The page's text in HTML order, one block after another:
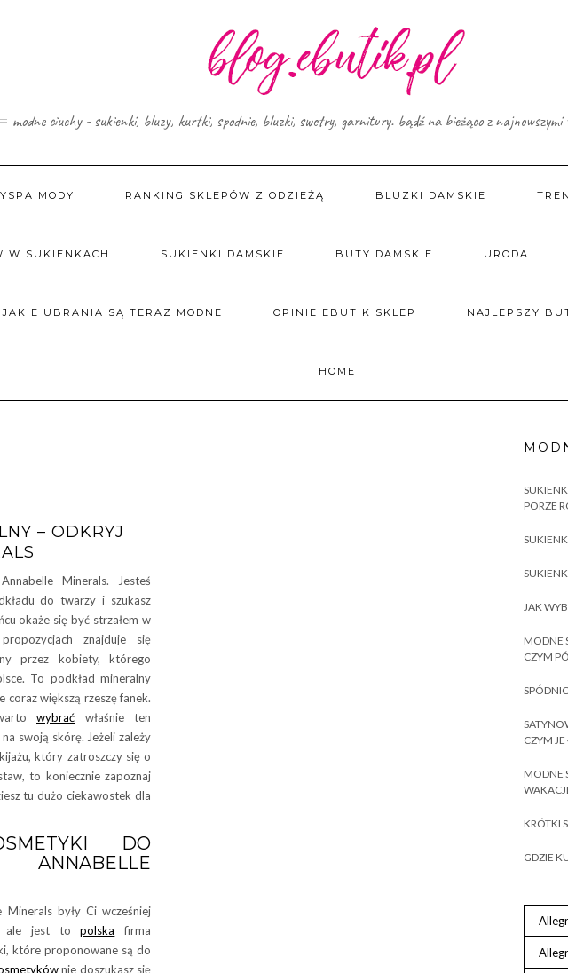
modne ciuchy - sukienki, bluzy, kurtki, spodnie, bluzki, swetry, garnitury. bądź na bieżąco z najnowszymi
MODY RANKING SKLEPÓW Z ODZIEŻĄ BLUZKI DAMSKIE
W SUKIENKACH SUKIENKI DAMSKIE BUTY DAMSKIE URODA
JAKIE UBRANIA SĄ TERAZ MODNE OPINIE EBUTIK SKLEP NAJLEPSZY
HOME
– ODKRYJ
Minerals. Jesteś
do twarzy i szukasz
okaże się być strzałem w
znajduje się
przez kobiety, którego
To podkład mineralny
coraz większą rzeszę fanek.
wybrać właśnie ten
swoją skórę. Jeżeli zależy
który zatroszczy się o
to koniecznie zapoznaj
tu dużo ciekawostek dla
DO
były Ci wcześniej
ale jest topolska firma
które proponowane są do
nie doszukasz się
PORZE
JAK
MODNE
CZYM
CZYM
MODNE
KRÓTKI
GDZIE